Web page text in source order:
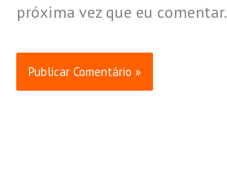
próxima vez que eu comentar.